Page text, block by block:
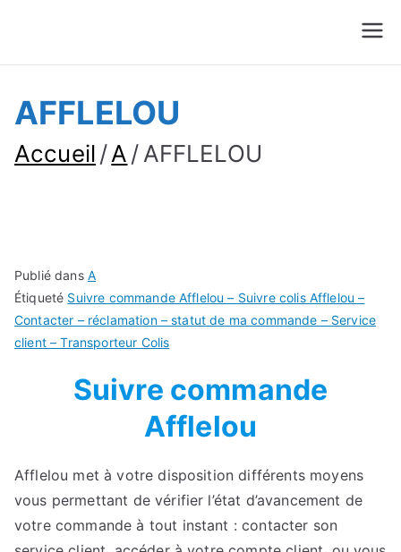
Suivre Colis - Suivre
Commande
AFFLELOU
Accueil A AFFLELOU
Publié dans A
Étiqueté Suivre commande Afflelou – Suivre colis Afflelou –
Contacter – réclamation – statut de ma commande – Service
client – Transporteur Colis
Suivre commande
Afflelou
Afflelou met à votre disposition différents moyens
vous permettant de vérifier l’état d’avancement de
votre commande à tout instant : contacter son